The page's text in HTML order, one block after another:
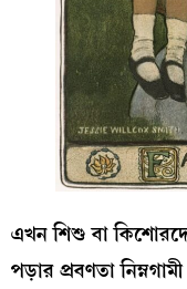
এখন শিশু বা
পড়ার প্রবণতা